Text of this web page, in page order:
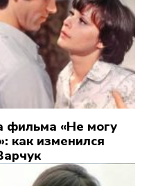
фильма «Не могу
как изменился